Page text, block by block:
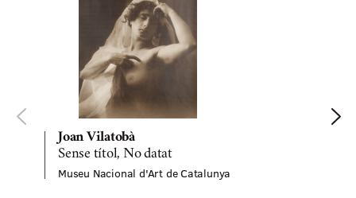
Joan Vilatobà
Sense títol, No datat
Museu Nacional d'Art de Catalunya